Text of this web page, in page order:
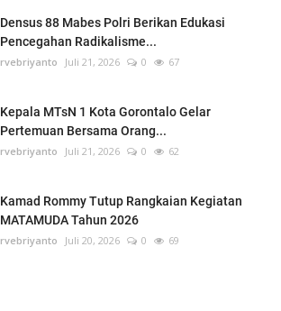
Densus 88 Mabes Polri Berikan Edukasi
Pencegahan Radikalisme...
rvebriyanto Juli 21, 2026 0 67
Kepala MTsN 1 Kota Gorontalo Gelar
Pertemuan Bersama Orang...
rvebriyanto Juli 21, 2026 0 62
Kamad Rommy Tutup Rangkaian Kegiatan
MATAMUDA Tahun 2026
rvebriyanto Juli 20, 2026 0 69